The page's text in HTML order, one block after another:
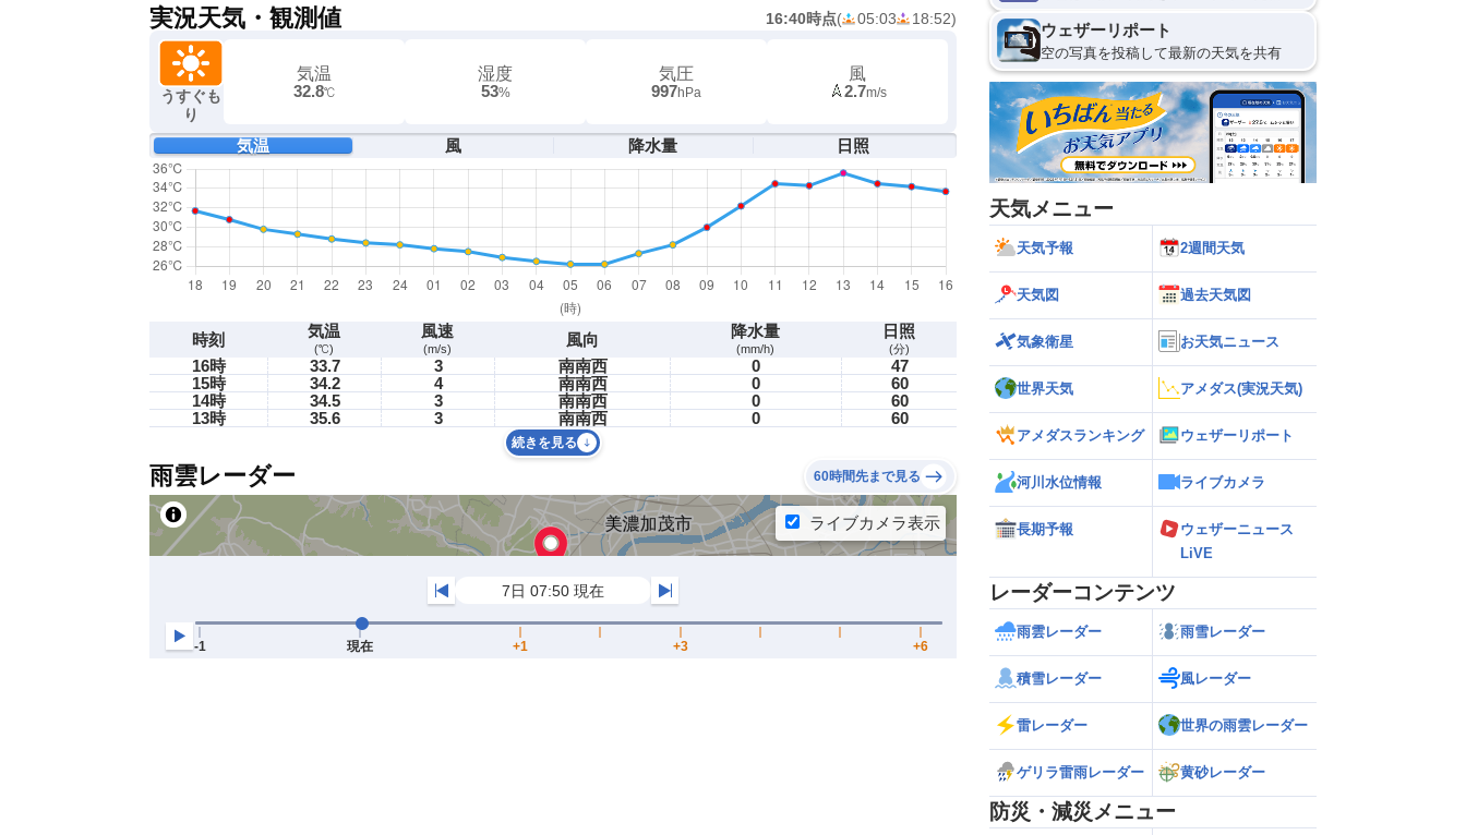
実況天気・観測値 16:40時点( 05:03 18:52)
うすぐも
り
気温
32.8℃
湿度
53%
気圧
997hPa
風
2.7m/s
気温 風 降水量 日照
時刻 気温
(℃)
風速
(m/s) 風向 降水量
(mm/h)
日照
(分)
16時 33.7 3 南南西 0
47
15時
34.2 4 南南西 0
60
14時
34.5 3 南南西 0
60
13時
35.6 3 南南西 0 60
続きを見る
雨雲レーダー 60時間先まで見る
ウェザーリポート
空の写真を投稿して最新の天気を共有
天気メニュー
天気予報 2週間天気
天気図 過去天気図
気象衛星 お天気ニュース
世界天気 アメダス(実況天気)
アメダスランキング ウェザーリポート
河川水位情報 ライブカメラ
長期予報
ウェザーニュース
LiVE
レーダーコンテンツ
雨雲レーダー 雨雪レーダー
積雪レーダー 風レーダー
雷レーダー 世界の雨雲レーダー
ゲリラ雷雨レーダー 黄砂レーダー
防災・減災メニュー